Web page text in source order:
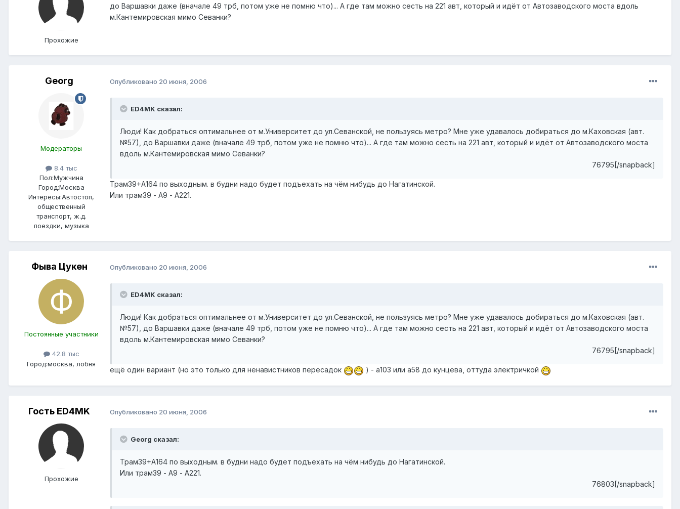
Прохожие
до Варшавки даже (вначале 49 трб, потом уже не помню что)... А где там можно сесть на 221 авт, который и идёт от Автозаводского моста вдоль
м.Кантемировская мимо Севанки?
Georg
Модераторы
8.4 тыс
Пол:Мужчина
Город:Москва
Интересы:Автостоп,
общественный
транспорт, ж.д.
поездки, музыка
Опубликовано 20 июня, 2006
ED4MK сказал:
Люди! Как добраться оптимальнее от м.Университет до ул.Севанской, не пользуясь метро? Мне уже удавалось добираться до м.Каховская (авт.
№57), до Варшавки даже (вначале 49 трб, потом уже не помню что)... А где там можно сесть на 221 авт, который и идёт от Автозаводского моста
вдоль м.Кантемировская мимо Севанки?
76795[/snapback]
Трам39+А164 по выходным. в будни надо будет подъехать на чём нибудь до Нагатинской.
Или трам39 - А9 - А221.
Фыва Цукен
Постоянные участники
42.8 тыс
Город:москва, лобня
Опубликовано 20 июня, 2006
ED4MK сказал:
Люди! Как добраться оптимальнее от м.Университет до ул.Севанской, не пользуясь метро? Мне уже удавалось добираться до м.Каховская (авт.
№57), до Варшавки даже (вначале 49 трб, потом уже не помню что)... А где там можно сесть на 221 авт, который и идёт от Автозаводского моста
вдоль м.Кантемировская мимо Севанки?
76795[/snapback]
ещё один вариант (но это только для ненавистников пересадок ) - а103 или а58 до кунцева, оттуда электричкой
Гость ED4MK
Прохожие
Опубликовано 20 июня, 2006
Georg сказал:
Трам39+А164 по выходным. в будни надо будет подъехать на чём нибудь до Нагатинской.
Или трам39 - А9 - А221.
76803[/snapback]